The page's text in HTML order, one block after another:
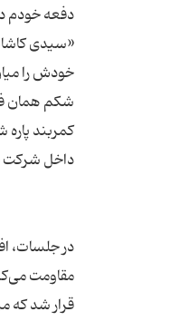
خودش را
شکم‌‌ همان
کمربند
در جلسات،
مقاومت